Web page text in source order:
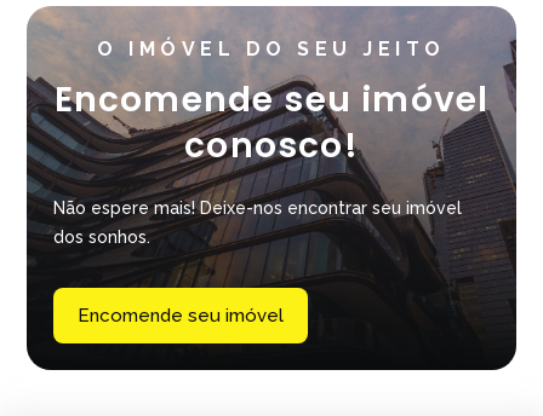
O IMÓVEL DO SEU JEITO
Encomende seu imóvel
conosco!
Não espere mais! Deixe-nos encontrar seu imóvel
dos sonhos.
Encomende seu imóvel